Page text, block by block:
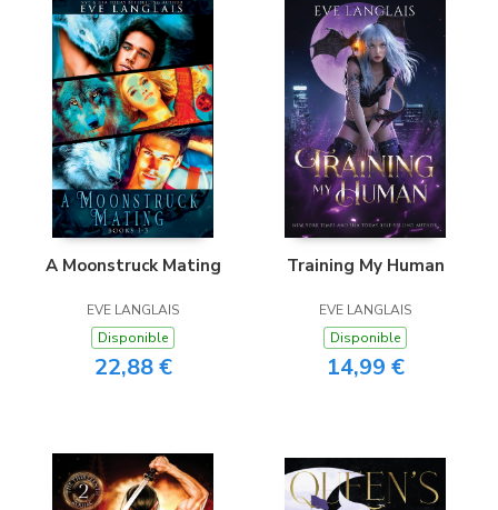
A Moonstruck Mating
EVE LANGLAIS
Disponible
22,88 €
Training My Human
EVE LANGLAIS
Disponible
14,99 €